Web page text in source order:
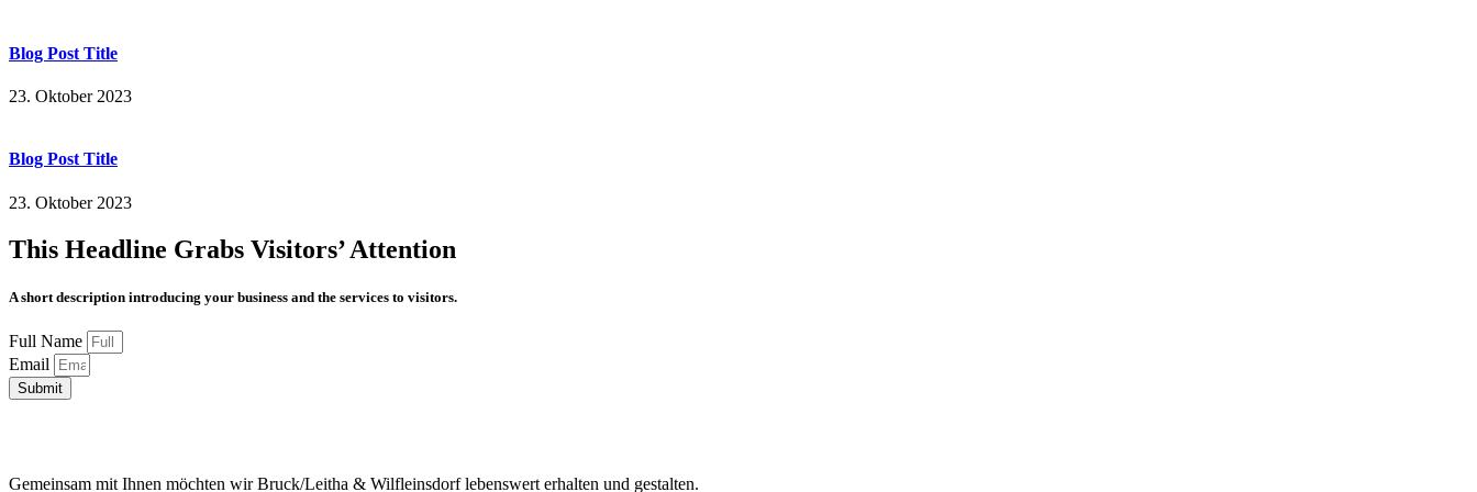
Blog Post Title
23. Oktober 2023
Blog Post Title
23. Oktober 2023
This Headline Grabs Visitors’ Attention
A short description introducing your business and the services to visitors.
Full Name
Email
Submit
Gemeinsam mit Ihnen möchten wir Bruck/Leitha & Wilfleinsdorf lebenswert erhalten und gestalten.